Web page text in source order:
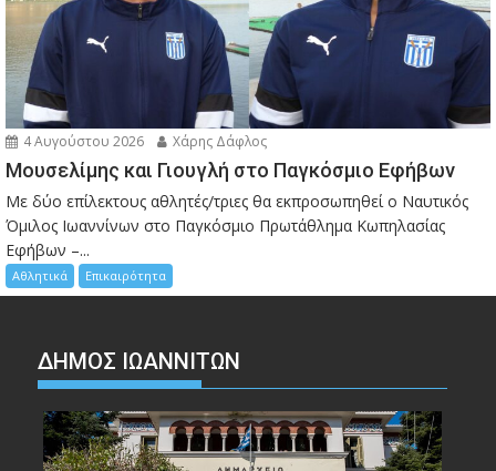
4 Αυγούστου 2026 Χάρης Δάφλος
Μουσελίμης και Γιουγλή στο Παγκόσμιο Εφήβων
Mε δύο επίλεκτους αθλητές/τριες θα εκπροσωπηθεί ο Ναυτικός
Όμιλος Ιωαννίνων στο Παγκόσμιο Πρωτάθλημα Κωπηλασίας
Εφήβων –...
Αθλητικά Επικαιρότητα
ΔΗΜΟΣ ΙΩΑΝΝΙΤΩΝ